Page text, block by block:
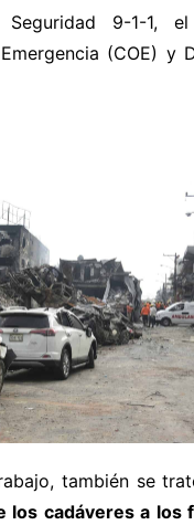
Seguridad 9-1-1,
(COE) y
también se
los cadáveres a los